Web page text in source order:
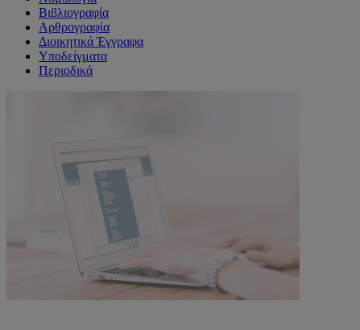
Βιβλιογραφία
Αρθρογραφία
Διοικητικά Έγγραφα
Υποδείγματα
Περιοδικά